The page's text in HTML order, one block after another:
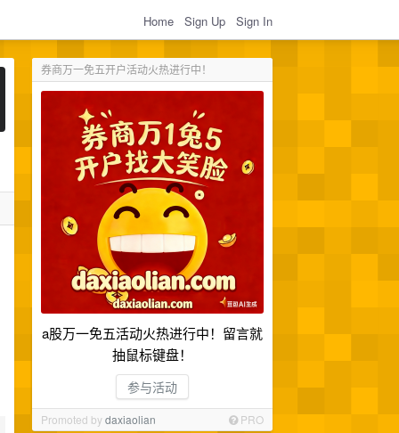
Home Sign Up Sign In
券商万一免五开户活动火热进行中！
a股万一免五活动火热进行中！留言就
抽鼠标键盘！
参与活动
Promoted bydaxiaolian PRO